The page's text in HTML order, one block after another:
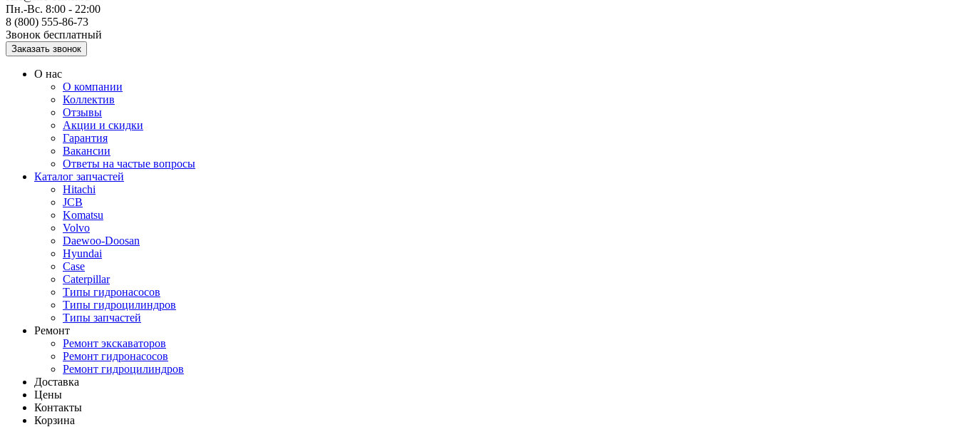
Пн.-Вс. 8:00 - 22:00
8 (800) 555-86-73
Звонок бесплатный
О нас
О компании
Коллектив
Отзывы
Акции и скидки
Гарантия
Вакансии
Ответы на частые вопросы
Каталог запчастей
Hitachi
JCB
Komatsu
Volvo
Daewoo-Doosan
Hyundai
Case
Caterpillar
Типы гидронасосов
Типы гидроцилиндров
Типы запчастей
Ремонт
Ремонт экскаваторов
Ремонт гидронасосов
Ремонт гидроцилиндров
Доставка
Цены
Контакты
Корзина